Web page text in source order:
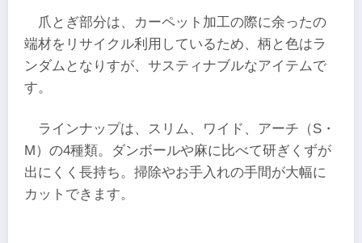
爪とぎ部分は、カーペット加工の際に余ったの
端材をリサイクル利用しているため、柄と色はラ
ンダムとなりすが、サスティナブルなアイテムで
す。
ラインナップは、スリム、ワイド、アーチ（S・
M）の4種類。ダンボールや麻に比べて研ぎくずが
出にくく長持ち。掃除やお手入れの手間が大幅に
カットできます。